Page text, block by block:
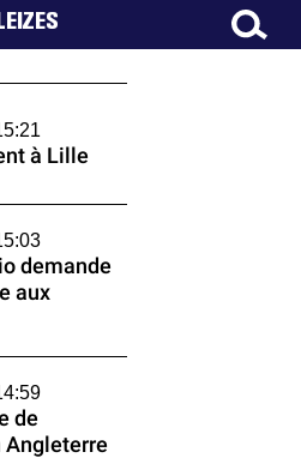
à Lille
demande
aux
de
Angleterre